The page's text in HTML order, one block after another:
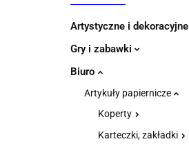
Artystyczne i dekoracyjne
Gry i zabawki
Biuro
Artykuły papiernicze
Koperty
Karteczki, zakładki